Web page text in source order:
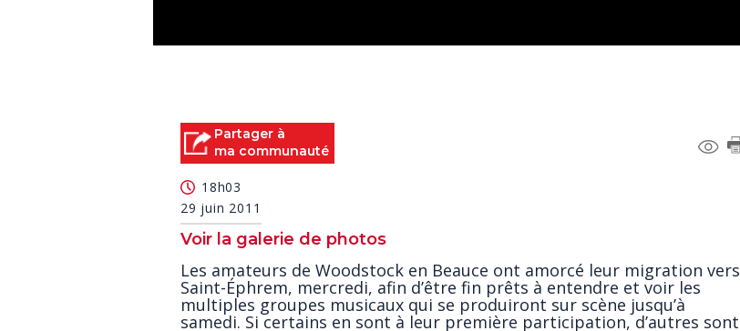
90%
Partager à
ma communauté
18h03
29 juin 2011
Voir la galerie de photos
Les amateurs de Woodstock en Beauce ont amorcé leur migration vers
Saint-Éphrem, mercredi, afin d’être fin prêts à entendre et voir les
multiples groupes musicaux qui se produiront sur scène jusqu’à
samedi. Si certains en sont à leur première participation, d’autres sont